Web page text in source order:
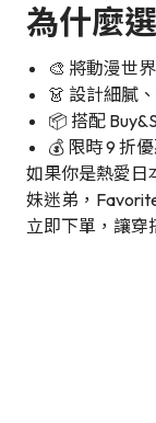
為什麼
🎨 將動漫世
👗 設計細膩
📦 搭配
💰 限時 9 折
如果你是熱愛日
妹迷弟，
立即下單，讓穿